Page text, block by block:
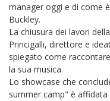
manager oggi e di come
Buckley.
La chiusura dei lavori
Princigalli, direttore e
spiegato come
la sua musica.
Lo showcase che
summer camp" è affidata